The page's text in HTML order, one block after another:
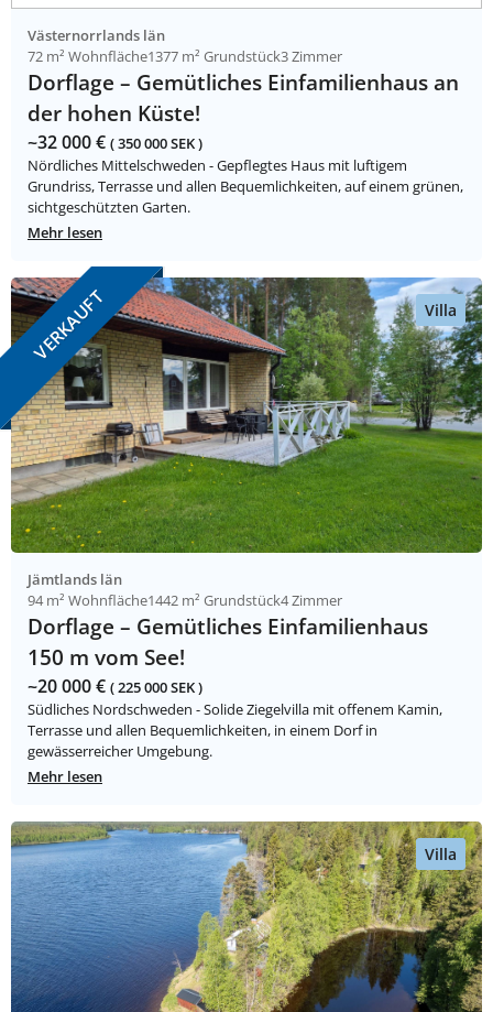
Västernorrlands län
72 m² Wohnfläche1377 m² Grundstück3 Zimmer
Dorflage – Gemütliches Einfamilienhaus an
der hohen Küste!
~32 000 € ( 350 000 SEK )
Nördliches Mittelschweden - Gepflegtes Haus mit luftigem
Grundriss, Terrasse und allen Bequemlichkeiten, auf einem grünen,
sichtgeschützten Garten.
Mehr lesen
Villa
VERKAUFT
Jämtlands län
94 m² Wohnfläche1442 m² Grundstück4 Zimmer
Dorflage – Gemütliches Einfamilienhaus
150 m vom See!
~20 000 € ( 225 000 SEK )
Südliches Nordschweden - Solide Ziegelvilla mit offenem Kamin,
Terrasse und allen Bequemlichkeiten, in einem Dorf in
gewässerreicher Umgebung.
Mehr lesen
Villa